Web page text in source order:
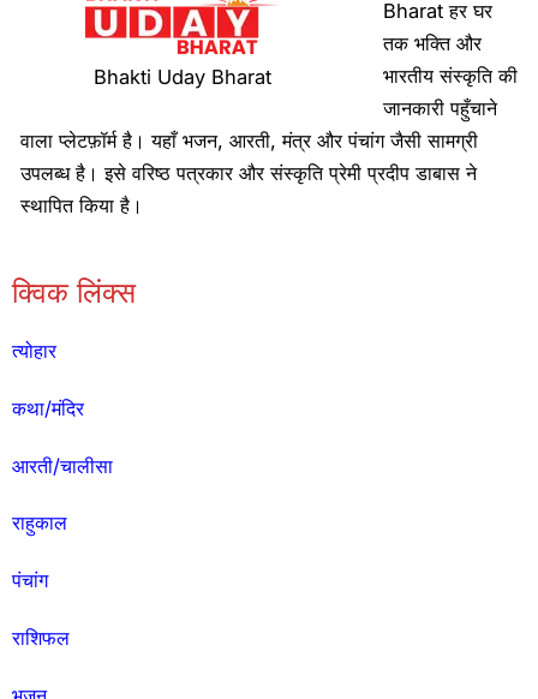
Bhakti Uday Bharat
Bharat हर घर
तक भक्ति और
भारतीय संस्कृति की
जानकारी पहुँचाने
वाला प्लेटफ़ॉर्म है। यहाँ भजन, आरती, मंत्र और पंचांग जैसी सामग्री
उपलब्ध है। इसे वरिष्ठ पत्रकार और संस्कृति प्रेमी प्रदीप डाबास ने
स्थापित किया है।
क्विक लिंक्स
त्योहार
कथा/मंदिर
आरती/चालीसा
राहुकाल
पंचांग
राशिफल